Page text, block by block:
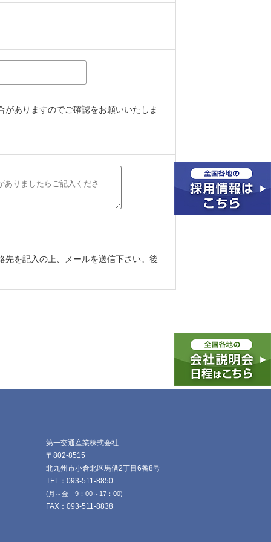
ありますのでご確認をお願いいたしま
を記入の上、メールを送信下さい。後
第一交通産業株式会社
〒802-8515
北九州市小倉北区馬借2丁目6番8号
TEL：093-511-8850
(月～金 9：00～17：00)
FAX：093-511-8838